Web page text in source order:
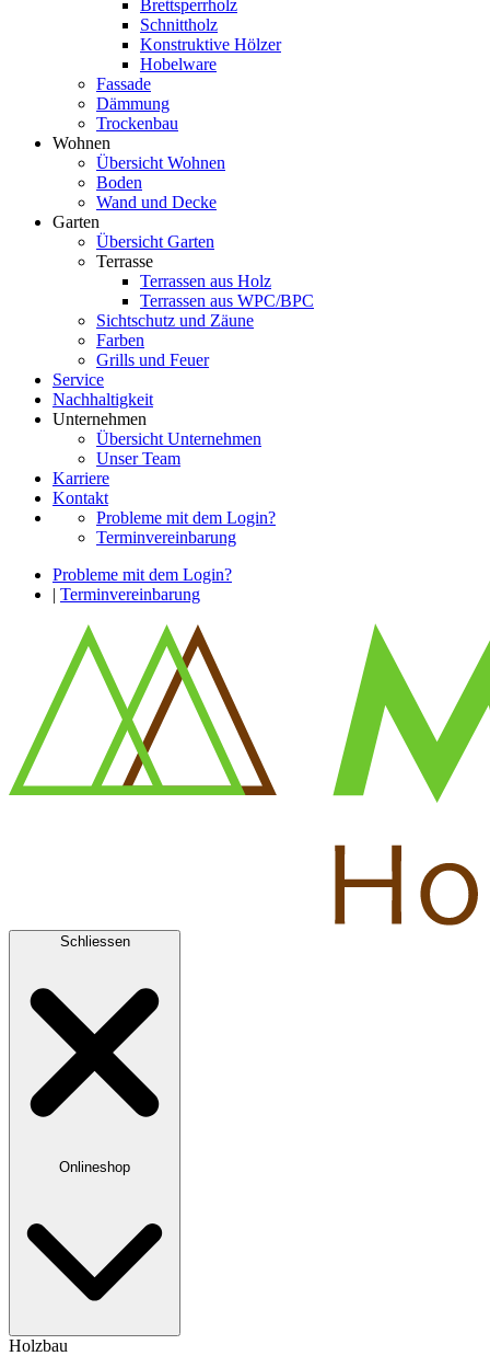
Brettsperrholz
Schnittholz
Konstruktive Hölzer
Hobelware
Fassade
Dämmung
Trockenbau
Wohnen
Übersicht Wohnen
Boden
Wand und Decke
Garten
Übersicht Garten
Terrasse
Terrassen aus Holz
Terrassen aus WPC/BPC
Sichtschutz und Zäune
Farben
Grills und Feuer
Service
Nachhaltigkeit
Unternehmen
Übersicht Unternehmen
Unser Team
Karriere
Kontakt
Probleme mit dem Login?
Terminvereinbarung
Probleme mit dem Login?
| Terminvereinbarung
Schliessen
Onlineshop
Holzbau